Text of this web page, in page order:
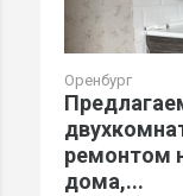
Оренбург
ремонтом
дома,...